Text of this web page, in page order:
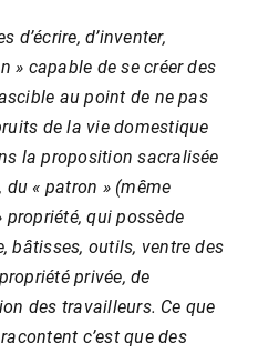
d’écrire, d’inventer,
» capable de se créer des
au point de ne pas
de la vie domestique
la proposition sacralisée
du « patron » (même
qui possède
bâtisses, outils, ventre des
privée, de
des travailleurs. Ce que
c’est que des